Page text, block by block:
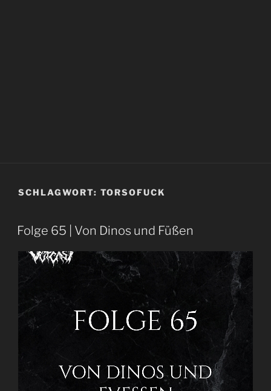
SCHLAGWORT: TORSOFUCK
Folge 65 | Von Dinos und Füßen